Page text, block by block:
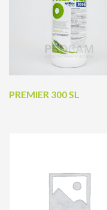
PREMIER 300 SL